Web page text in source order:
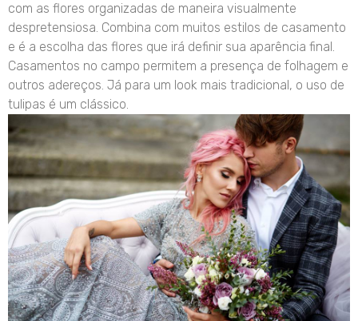
com as flores organizadas de maneira visualmente
despretensiosa. Combina com muitos estilos de casamento
e é a escolha das flores que irá definir sua aparência final.
Casamentos no campo permitem a presença de folhagem e
outros adereços. Já para um look mais tradicional, o uso de
tulipas é um clássico.